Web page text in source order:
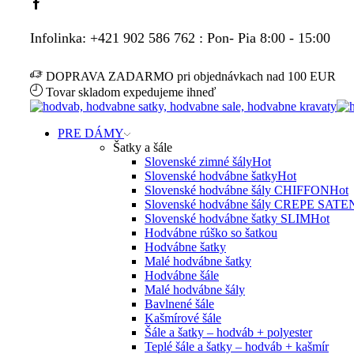
Facebook
Infolinka: +421 902 586 762 : Pon- Pia 8:00 - 15:00
DOPRAVA ZADARMO pri objednávkach nad 100 EUR
Tovar skladom expedujeme ihneď
PRE DÁMY
Šatky a šále
Slovenské zimné šályHot
Slovenské hodvábne šatkyHot
Slovenské hodvábne šály CHIFFONHot
Slovenské hodvábne šály CREPE
Slovenské hodvábne šatky SLIMHot
Hodvábne rúško so šatkou
Hodvábne šatky
Malé hodvábne šatky
Hodvábne šále
Malé hodvábne šály
Bavlnené šále
Kašmírové šále
Šále a šatky – hodváb + polyester
Teplé šále a šatky – hodváb + kašmír